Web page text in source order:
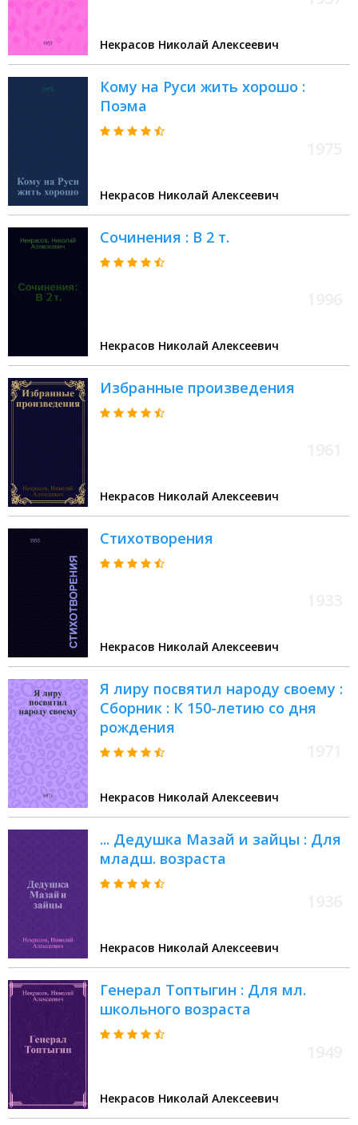
Некрасов Николай Алексеевич
Кому на Руси жить хорошо :
Поэма
Некрасов Николай Алексеевич
Сочинения : В 2 т.
Некрасов Николай Алексеевич
Избранные произведения
Некрасов Николай Алексеевич
Стихотворения
Некрасов Николай Алексеевич
Я лиру посвятил народу своему :
Сборник : К 150-летию со дня
рождения
Некрасов Николай Алексеевич
... Дедушка Мазай и зайцы : Для
младш. возраста
Некрасов Николай Алексеевич
Генерал Топтыгин : Для мл.
школьного возраста
Некрасов Николай Алексеевич